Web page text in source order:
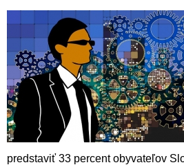
predstaviť 33 percent obyvateľov